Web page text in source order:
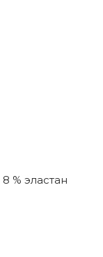
% эластан